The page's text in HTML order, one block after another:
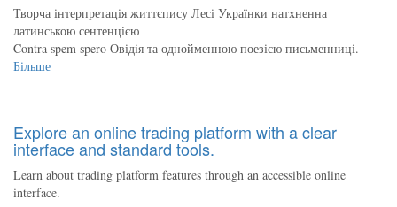
Творча інтерпретація життєпису Лесі Українки натхненна
латинською сентенцією
Contra spem spero Овідія та однойменною поезією письменниці.
Більше
Explore an online trading platform with a clear
interface and standard tools.
Learn about trading platform features through an accessible online
interface.